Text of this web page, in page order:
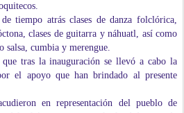
tiempo atrás clases de danza folclórica,
clases de guitarra y náhuatl, así como
salsa, cumbia y merengue.
tras la inauguración se llevó a cabo la
el apoyo que han brindado al presente
en representación del pueblo de